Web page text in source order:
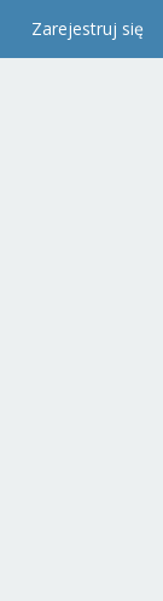
Zarejestruj się